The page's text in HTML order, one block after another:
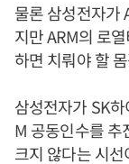
물론 삼성전자가
지만 ARM의 로
하면 치뤄야 할
삼성전자가 SK
M 공동인수를 추
크지 않다는 시